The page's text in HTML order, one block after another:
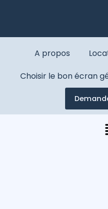
A propos
Choisir le bon écran